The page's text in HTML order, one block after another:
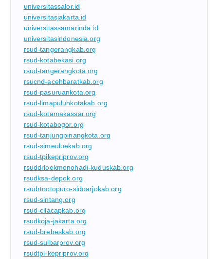
universitassalor.id
universitasjakarta.id
universitassamarinda.id
universitasindonesia.org
rsud-tangerangkab.org
rsud-kotabekasi.org
rsud-tangerangkota.org
rsucnd-acehbaratkab.org
rsud-pasuruankota.org
rsud-limapuluhkotakab.org
rsud-kotamakassar.org
rsud-kotabogor.org
rsud-tanjungpinangkota.org
rsud-simeuluekab.org
rsud-tpikepriprov.org
rsuddrloekmonohadi-kuduskab.org
rsudksa-depok.org
rsudrtnotopuro-sidoarjokab.org
rsud-sintang.org
rsud-cilacapkab.org
rsudkoja-jakarta.org
rsud-brebeskab.org
rsud-sulbarprov.org
rsudtpi-kepriprov.org